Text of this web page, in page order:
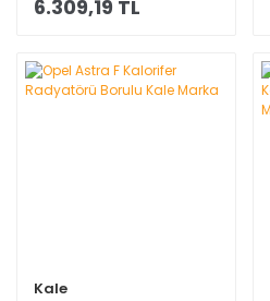
6.309,19 TL
Kale